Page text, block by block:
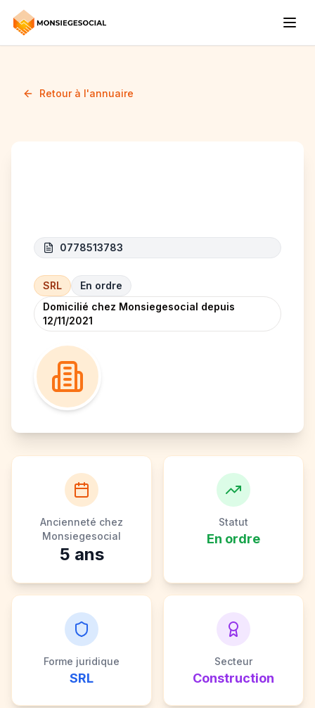
Retour à l'annuaire
0778513783
SRL
En ordre
Domicilié chez Monsiegesocial depuis
12/11/2021
Ancienneté chez
Monsiegesocial
5 ans
Statut
En ordre
Forme juridique
SRL
Secteur
Construction